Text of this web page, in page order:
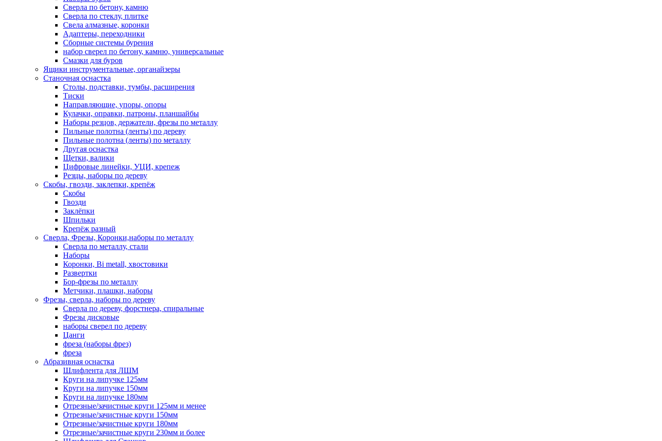
Сверла по бетону, камню
Сверла по стеклу, плитке
Свела алмазные, коронки
Адаптеры, переходники
Сборные системы бурения
набор сверел по бетону, камню, универсальные
Смазки для буров
Ящики инструментальные, органайзеры
Станочная оснастка
Столы, подставки, тумбы, расширения
Тиски
Направляющие, упоры, опоры
Кулачки, оправки, патроны, планшайбы
Наборы резцов, держатели, фрезы по металлу
Пильные полотна (ленты) по дереву
Пильные полотна (ленты) по металлу
Другая оснастка
Щетки, валики
Цифровые линейки, УЦИ, крепеж
Резцы, наборы по дереву
Скобы, гвозди, заклепки, крепёж
Скобы
Гвозди
Заклёпки
Шпильки
Крепёж разный
Сверла, Фрезы, Коронки,наборы по металлу
Сверла по металлу, стали
Наборы
Коронки, Bi metall, хвостовики
Развертки
Бор-фрезы по металлу
Метчики, плашки, наборы
Фрезы, сверла, наборы по дереву
Сверла по дереву, форстнера, спиральные
Фрезы дисковые
наборы сверел по дереву
Цанги
фреза (наборы фрез)
фреза
Абразивная оснастка
Шлифлента для ЛШМ
Круги на липучке 125мм
Круги на липучке 150мм
Круги на липучке 180мм
Отрезные/зачистные круги 125мм и менее
Отрезные/зачистные круги 150мм
Отрезные/зачистные круги 180мм
Отрезные/зачистные круги 230мм и более